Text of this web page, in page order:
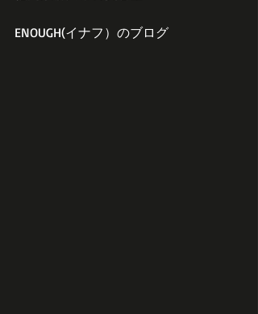
ENOUGH(イナフ）のブログ